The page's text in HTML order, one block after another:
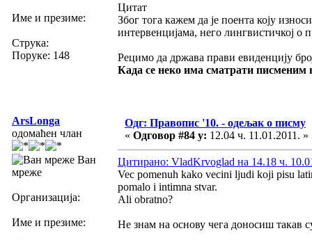
Име и презиме:
Струка:
Поруке: 148
Цитат
Због тога кажем да је поента коју
интервенцијама, него лингвистичкој
Рецимо да држава прави евиденцију
Када се неко има сматрати писменим
ArsLonga
одомаћен члан
Ван
мреже
Организација:
Име и презиме:
Одг: Правопис '10. - одељак о писму
« Одговор #84 у: 12.04 ч. 11.01.2011. »
Цитирано: VladKrvoglad на 14.18 ч.
Vec pomenuh kako vecini ljudi koji pisu
pomalo i intimna stvar.
Ali obratno?
Не знам на основу чега доносиш такав